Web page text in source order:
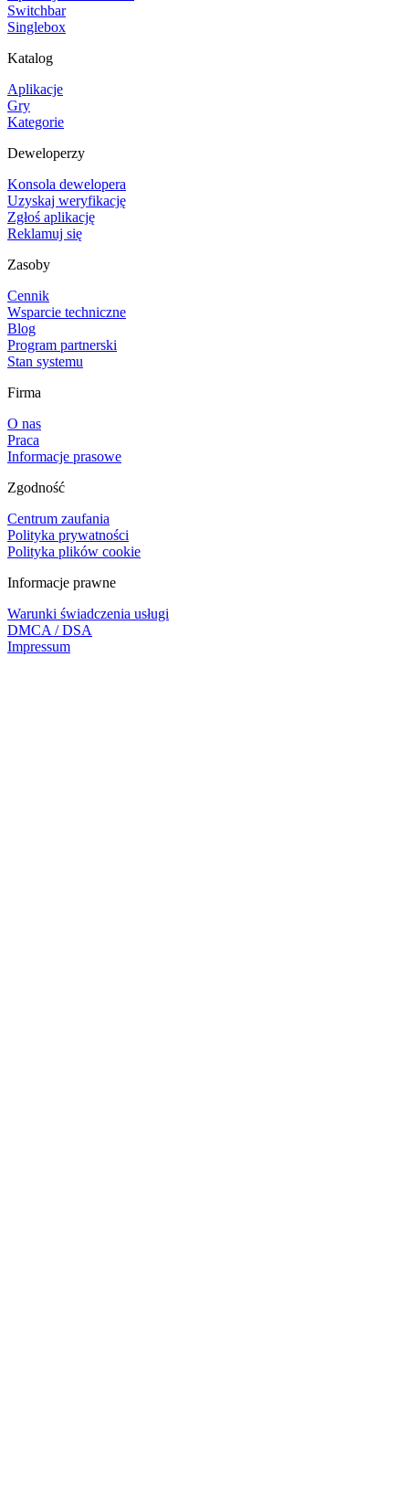
Switchbar
Singlebox
Katalog
Aplikacje
Gry
Kategorie
Deweloperzy
Konsola dewelopera
Uzyskaj weryfikację
Zgłoś aplikację
Reklamuj się
Zasoby
Cennik
Wsparcie techniczne
Blog
Program partnerski
Stan systemu
Firma
O nas
Praca
Informacje prasowe
Zgodność
Centrum zaufania
Polityka prywatności
Polityka plików cookie
Informacje prawne
Warunki świadczenia usługi
DMCA / DSA
Impressum